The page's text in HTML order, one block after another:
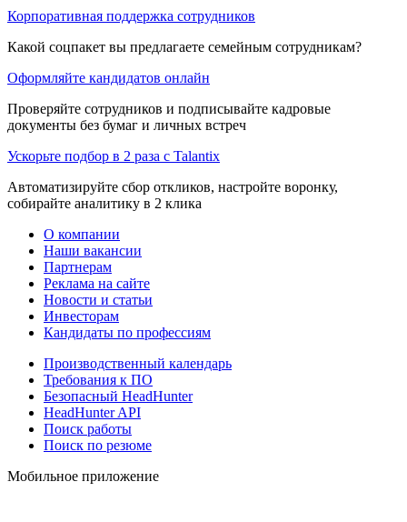
Корпоративная поддержка сотрудников
Какой соцпакет вы предлагаете семейным сотрудникам?
Оформляйте кандидатов онлайн
Проверяйте сотрудников и подписывайте кадровые
документы без бумаг и личных встреч
Ускорьте подбор в 2 раза с Talantix
Автоматизируйте сбор откликов, настройте воронку,
собирайте аналитику в 2 клика
О компании
Наши вакансии
Партнерам
Реклама на сайте
Новости и статьи
Инвесторам
Кандидаты по профессиям
Производственный календарь
Требования к ПО
Безопасный HeadHunter
HeadHunter API
Поиск работы
Поиск по резюме
Мобильное приложение